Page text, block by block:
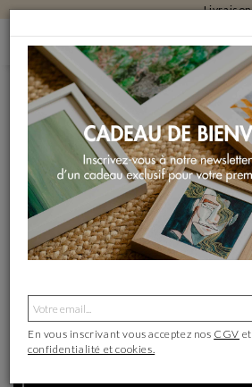
Livraisongratuiteen
GALERIE D'ART CONTEMPORAIN
VIZCAYA
GALERIE D'ART CARRÉ D'ARTISTES BILBAO
GALERIE D'ART CARRÉ
En vous inscrivant vous acceptez nos CGV
confidentialité et cookies.